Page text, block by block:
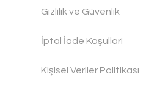
Gizlilik ve Güvenlik
İptal İade Koşullari
Kişisel Veriler Politikası